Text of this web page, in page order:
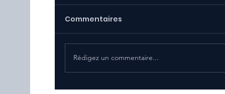
Commentaires
Rédigez un commentaire...